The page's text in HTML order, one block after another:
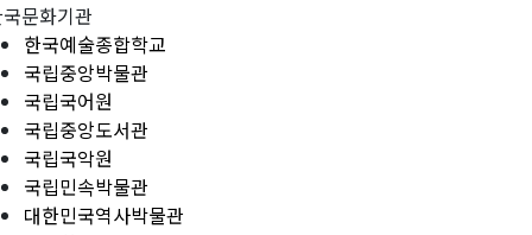
문화기관
한국예술종합학교
국립중앙박물관
국립국어원
국립중앙도서관
국립국악원
국립민속박물관
대한민국역사박물관